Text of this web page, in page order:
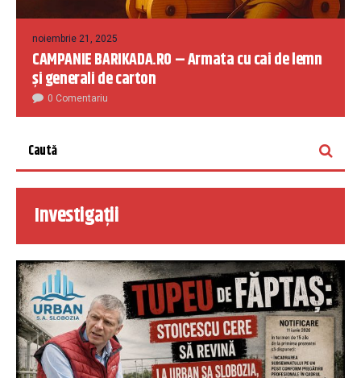
noiembrie 21, 2025
CAMPANIE BARIKADA.RO – Armata cu cai de lemn
și generali de carton
0 Comentariu
Investigații